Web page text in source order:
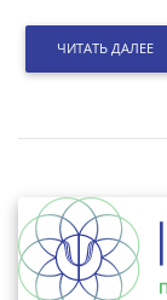
ЧИТАТЬ ДАЛЕЕ